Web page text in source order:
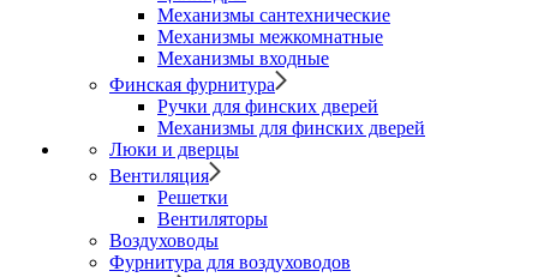
Механизмы сантехнические
Механизмы межкомнатные
Механизмы входные
Финская фурнитура
Ручки для финских дверей
Механизмы для финских дверей
Люки и дверцы
Вентиляция
Решетки
Вентиляторы
Воздуховоды
Фурнитура для воздуховодов